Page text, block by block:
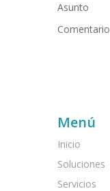
Asunto
Comentario
Menú
Inicio
Soluciones
Servicios